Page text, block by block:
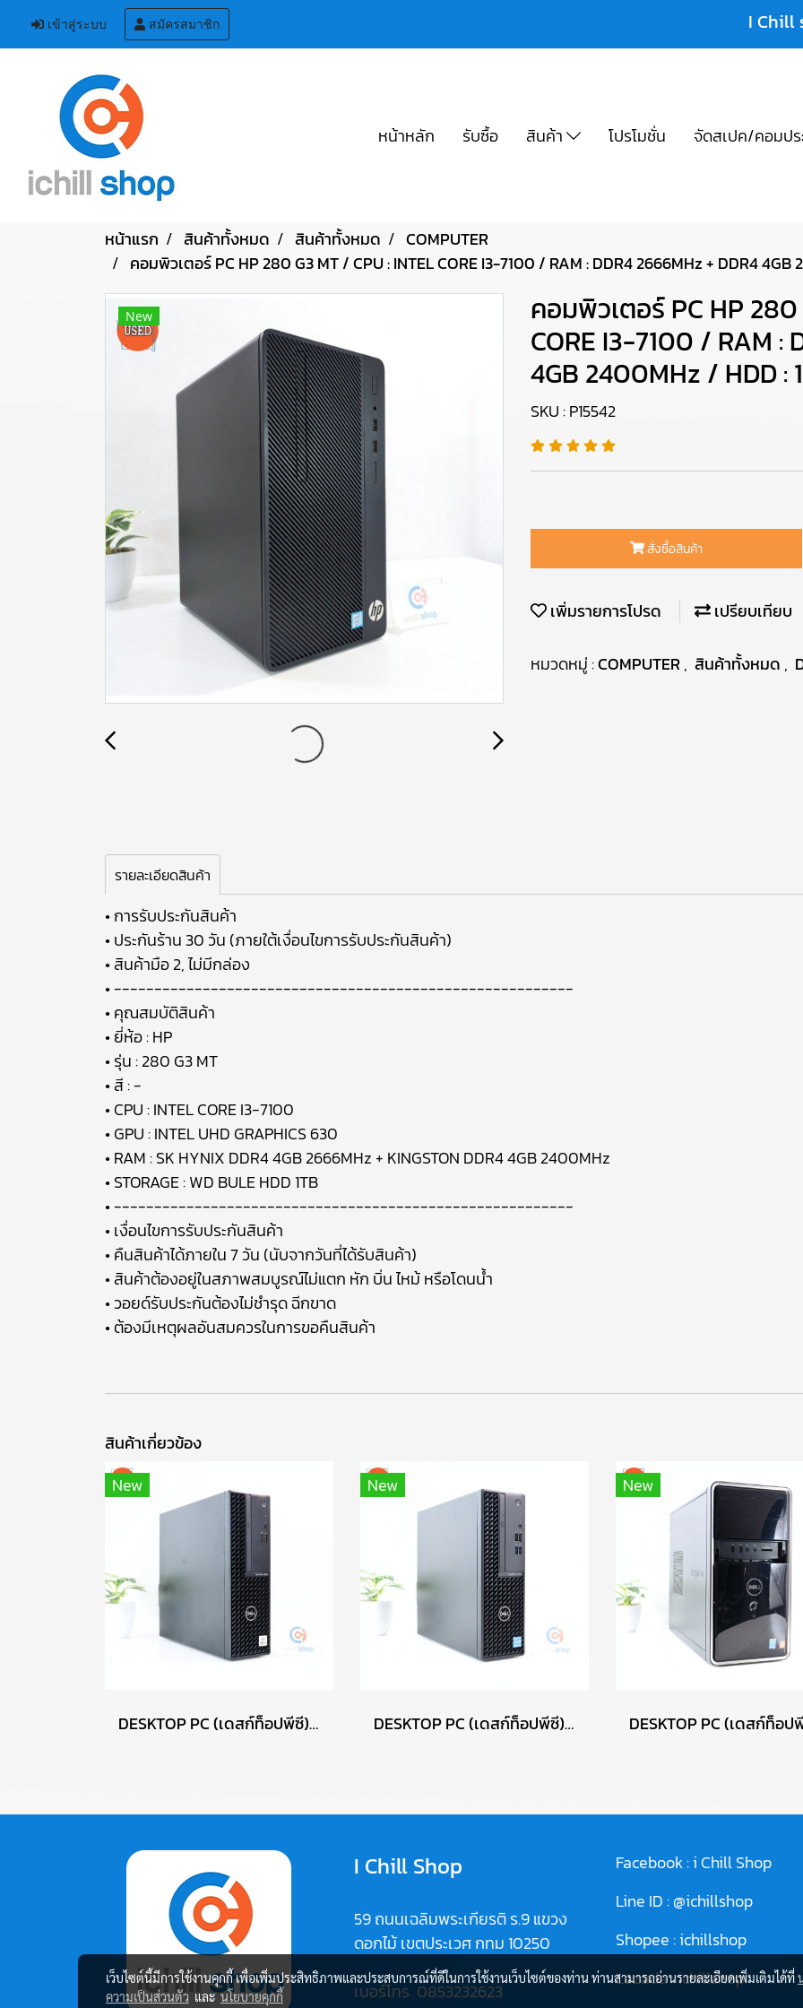
เข้าสู่ระบบ สมัครสมาชิก I Chill
หน้าหลัก รับซื้อ สินค้า โปรโมชั่น จัดสเปค/คอมป
หน้าแรก สินค้าทั้งหมด สินค้าทั้งหมด
COMPUTER
คอมพิวเตอร์ PC HP 280 G3 MT / CPU : INTEL CORE I3-7100 / RAM : DDR4 2666MHz + DDR4 4GB
New
คอมพิวเตอร์ PC HP 280
CORE I3-7100 / RAM :
4GB 2400MHz / HDD :
SKU : P15542
สั่งซื้อสินค้า
เพิ่มรายการโปรด เปรียบเทียบ
หมวดหมู่ :COMPUTER, สินค้าทั้งหมด ,
รายละเอียดสินค้า
• การรับประกันสินค้า
• ประกันร้าน 30 วัน (ภายใต้เงื่อนไขการรับประกันสินค้า)
• สินค้ามือ 2, ไม่มีกล่อง
• ---------------------------------------------------------
• คุณสมบัติสินค้า
• ยี่ห้อ : HP
• รุ่น : 280 G3 MT
• สี : -
• CPU : INTEL CORE I3-7100
• GPU : INTEL UHD GRAPHICS 630
• RAM : SK HYNIX DDR4 4GB 2666MHz + KINGSTON DDR4 4GB 2400MHz
• STORAGE : WD BULE HDD 1TB
• ---------------------------------------------------------
• เงื่อนไขการรับประกันสินค้า
• คืนสินค้าได้ภายใน 7 วัน (นับจากวันที่ได้รับสินค้า)
• สินค้าต้องอยู่ในสภาพสมบูรณ์ไม่แตก หัก บิ่น ไหม้ หรือโดนน้ำ
• วอยด์รับประกันต้องไม่ชำรุด ฉีกขาด
• ต้องมีเหตุผลอันสมควรในการขอคืนสินค้า
สินค้าเกี่ยวข้อง
New
DESKTOP PC (เดสก์ท็อปพีซี) DELL/CPU I5-10505/RAM DDR4 8GB/SSD 256GB M.2/PSU 200W P17616
New
DESKTOP PC (เดสก์ท็อปพีซี) DELL/CPU I5-12500/RAM DDR4 8GB/SSD 256GB M.2/PSU 180W P17615
New
I Chill Shop
59 ถนนเฉลิมพระเกียรติ ร.9 แขวง
ดอกไม้ เขตประเวศ กทม 10250
เบอร์โทร 0853232623
Facebook :i Chill Shop
Line ID :@ichillshop
Shopee :ichillshop
Lazada :ichillshop
เว็บไซต์นี้มีการใช้งานคุกกี้ เพื่อเพิ่มประสิทธิภาพและประสบการณ์ที่ดีในการใช้งานเว็บไซต์ของท่าน ท่านสามารถอ่านรายละเอียดเพิ่มเติมได้ที่
ความเป็นส่วนตัว และนโยบายคุกกี้